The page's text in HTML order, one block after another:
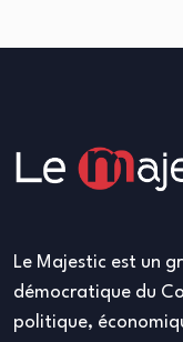
Le Majestic est un
démocratique du
politique,